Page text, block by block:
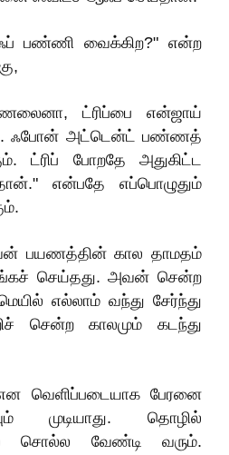
பண்ணி வைக்கிற?" என்ற
ட்ரிப்பை என்ஜாய்
ஃபோன் அட்டென்ட் பண்ணத்
ட்ரிப் போறதே அதுகிட்ட
என்பதே எப்பொழுதும்
பயணத்தின் கால தாமதம்
செய்தது. அவன் சென்ற
எல்லாம் வந்து சேர்ந்து
சென்ற காலமும் கடந்து
வெளிப்படையாக பேரனை
முடியாது. தொழில்
சொல்ல வேண்டி வரும்.